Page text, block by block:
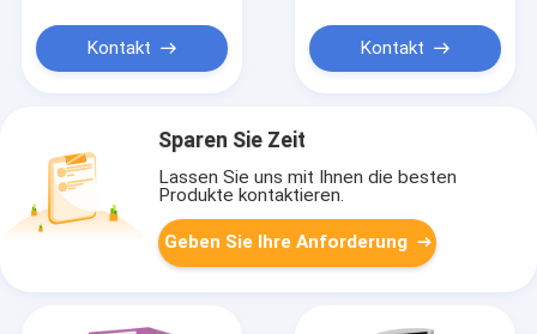
Kontakt Kontakt
Sparen Sie Zeit
Lassen Sie uns mit Ihnen die besten
Produkte kontaktieren.
Geben Sie Ihre Anforderung